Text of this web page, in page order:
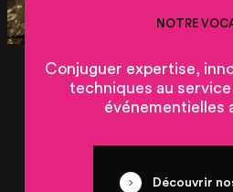
NOTRE
Conjuguer expertise,
techniques au
événementielles
Découvrir